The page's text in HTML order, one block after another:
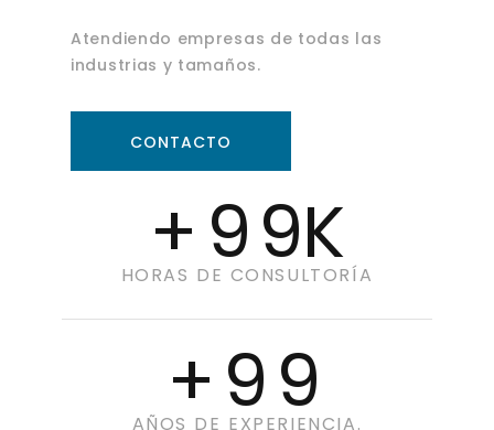
Atendiendo empresas de todas las
industrias y tamaños.
CONTACTO
+99K
HORAS DE CONSULTORÍA
+99
AÑOS DE EXPERIENCIA.